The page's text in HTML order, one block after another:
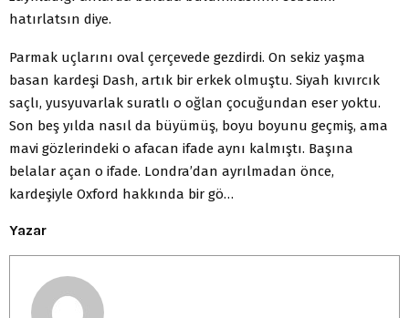
hatırlatsın diye.
Parmak uçlarını oval çerçevede gezdirdi. On sekiz yaşma
basan kardeşi Dash, artık bir erkek olmuştu. Si­yah kıvırcık
saçlı, yusyuvarlak suratlı o oğlan çocuğun­dan eser yoktu.
Son beş yılda nasıl da büyümüş, boyu boyunu geçmiş, ama
mavi gözlerindeki o afacan ifade aynı kalmıştı. Başına
belalar açan o ifade. Londra’dan ayrılmadan önce,
kardeşiyle Oxford hakkında bir gö…
Yazar